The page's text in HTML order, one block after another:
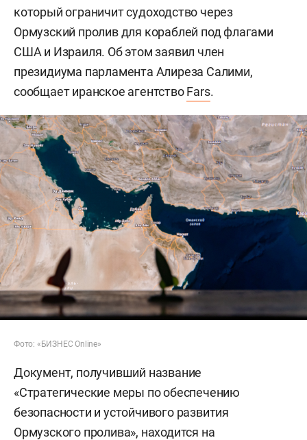
который ограничит судоходство через
Ормузский пролив для кораблей под флагами
США и Израиля. Об этом заявил член
президиума парламента Алиреза Салими,
сообщает иранское агентствоFars.
Фото: «БИЗНЕС Online»
Документ, получивший название
«Стратегические меры по обеспечению
безопасности и устойчивого развития
Ормузского пролива», находится на